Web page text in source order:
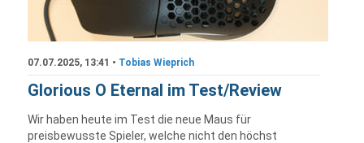
07.07.2025, 13:41 • Tobias Wieprich
Glorious O Eternal im Test/Review
Wir haben heute im Test die neue Maus für
preisbewusste Spieler, welche nicht den höchst